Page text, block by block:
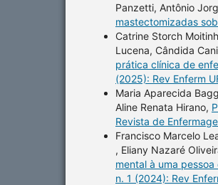
Panzetti, Antônio
mastectomizadas
Catrine Storch
Lucena, Cândida
prática clínica de
(2025): Rev Enferm
Maria Aparecida
Aline Renata Hirano,
Revista de
Francisco Marcelo
, Eliany Nazaré
mental à uma
n. 1 (2024): Rev